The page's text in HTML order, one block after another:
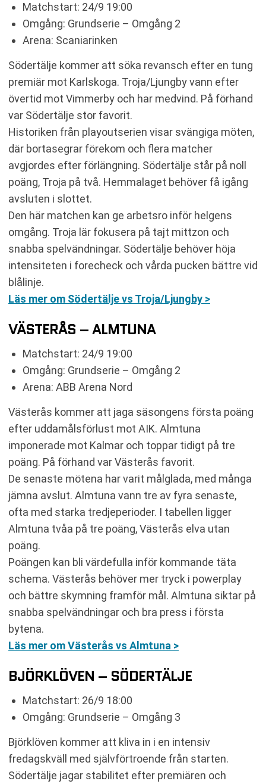
Matchstart: 24/9 19:00
Omgång: Grundserie – Omgång 2
Arena: Scaniarinken
Södertälje kommer att söka revansch efter en tung
premiär mot Karlskoga. Troja/Ljungby vann efter
övertid mot Vimmerby och har medvind. På förhand
var Södertälje stor favorit.
Historiken från playoutserien visar svängiga möten,
där bortasegrar förekom och flera matcher
avgjordes efter förlängning. Södertälje står på noll
poäng, Troja på två. Hemmalaget behöver få igång
avsluten i slottet.
Den här matchen kan ge arbetsro inför helgens
omgång. Troja lär fokusera på tajt mittzon och
snabba spelvändningar. Södertälje behöver höja
intensiteten i forecheck och vårda pucken bättre vid
blålinje.
Läs mer om Södertälje vs Troja/Ljungby >
VÄSTERÅS – ALMTUNA
Matchstart: 24/9 19:00
Omgång: Grundserie – Omgång 2
Arena: ABB Arena Nord
Västerås kommer att jaga säsongens första poäng
efter uddamålsförlust mot AIK. Almtuna
imponerade mot Kalmar och toppar tidigt på tre
poäng. På förhand var Västerås favorit.
De senaste mötena har varit målglada, med många
jämna avslut. Almtuna vann tre av fyra senaste,
ofta med starka tredjeperioder. I tabellen ligger
Almtuna tvåa på tre poäng, Västerås elva utan
poäng.
Poängen kan bli värdefulla inför kommande täta
schema. Västerås behöver mer tryck i powerplay
och bättre skymning framför mål. Almtuna siktar på
snabba spelvändningar och bra press i första
bytena.
Läs mer om Västerås vs Almtuna >
BJÖRKLÖVEN – SÖDERTÄLJE
Matchstart: 26/9 18:00
Omgång: Grundserie – Omgång 3
Björklöven kommer att kliva in i en intensiv
fredagskväll med självförtroende från starten.
Södertälje jagar stabilitet efter premiären och